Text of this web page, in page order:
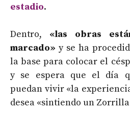
estadio.
Dentro, «las obras
marcado» y se ha
la base para colocar el
y se espera que el día
puedan vivir «la
desea «sintiendo un